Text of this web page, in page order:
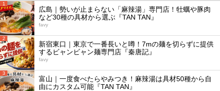
1
広島｜勢いが止まらない「麻辣湯」専門店！牡蠣や豚肉
など30種の具材から選ぶ『TAN TAN』
favy
2
新宿東口｜東京で一番長いと噂！7mの麺を切らずに提供
するビャンビャン麺専門店『秦唐記』
favy
3
富山｜一度食べたらやみつき！麻辣湯は具材50種から自
由にカスタム可能『TAN TAN』